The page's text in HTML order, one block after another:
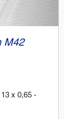
M42
x 0,65 -